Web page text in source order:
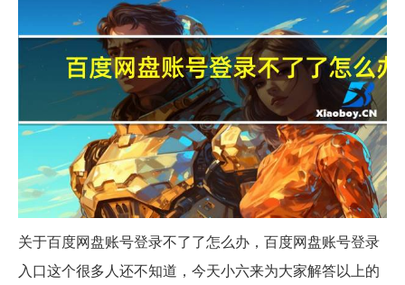
关于百度网盘账号登录不了了怎么办，百度网盘账号登录
入口这个很多人还不知道，今天小六来为大家解答以上的